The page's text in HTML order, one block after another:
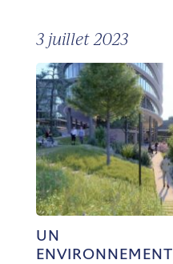
3 juillet 2023
UN
ENVIRONNEMENT